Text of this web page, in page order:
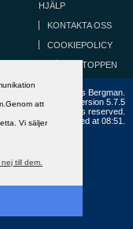
att
Vi säljer
till dem.
HJÄLP
KONTAKTA OSS
COOKIEPOLICY
GÅ TILL TOPPEN
2002 av Anders Bergman.
byvBulletin®
Version 5.7.5
vBulletin. All rights reserved.
page was generated at 08:51.